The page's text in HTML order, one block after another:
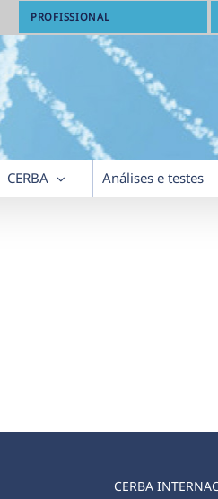
PROFISSIONAL
CERBA Análises e testes
CERBA